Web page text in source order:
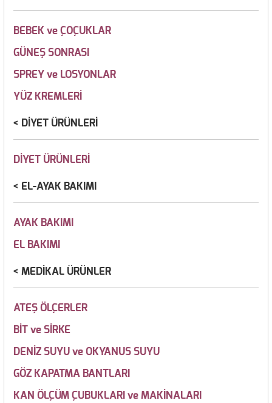
BEBEK ve ÇOÇUKLAR
GÜNEŞ SONRASI
SPREY ve LOSYONLAR
YÜZ KREMLERİ
DİYET ÜRÜNLERİ
DİYET ÜRÜNLERİ
EL-AYAK BAKIMI
AYAK BAKIMI
EL BAKIMI
MEDİKAL ÜRÜNLER
ATEŞ ÖLÇERLER
BİT ve SİRKE
DENİZ SUYU ve OKYANUS SUYU
GÖZ KAPATMA BANTLARI
KAN ÖLÇÜM ÇUBUKLARI ve MAKİNALARI